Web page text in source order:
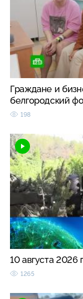
Граждане и
белгородский
198
10 августа 2026
1265